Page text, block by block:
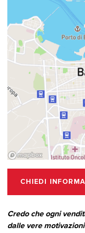
CHIEDI
Credo che ogni
dalle vere